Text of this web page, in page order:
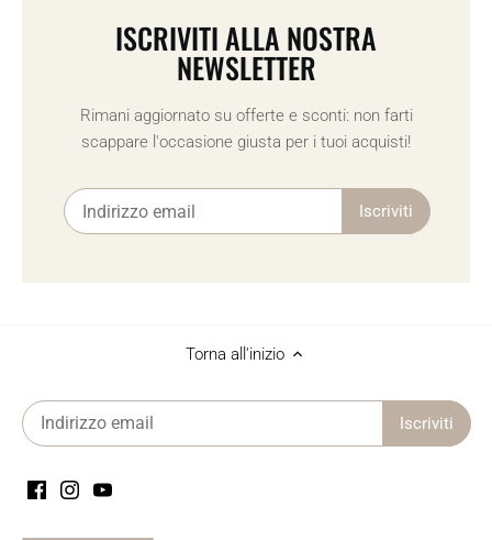
ISCRIVITI ALLA NOSTRA
NEWSLETTER
Rimani aggiornato su offerte e sconti: non farti
scappare l'occasione giusta per i tuoi acquisti!
Torna all'inizio